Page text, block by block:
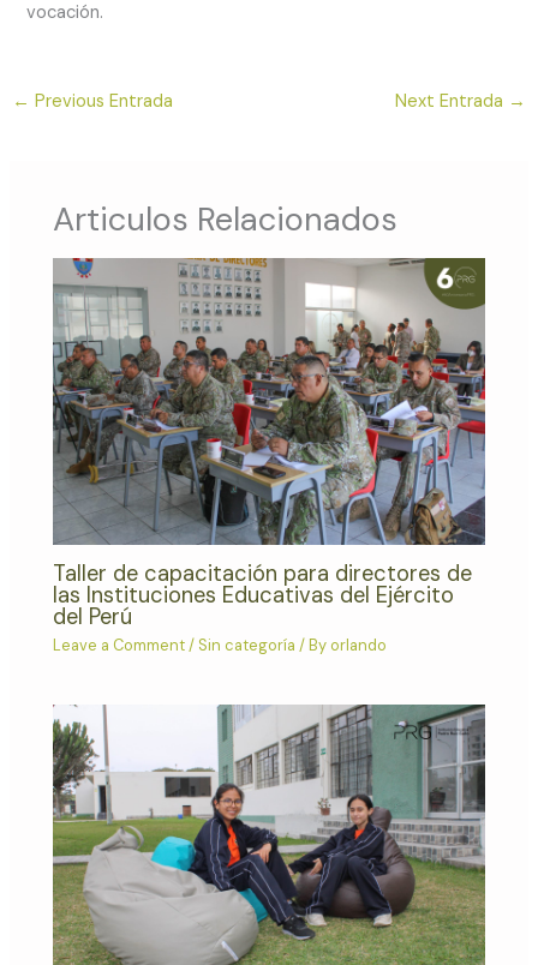
vocación.
← Previous Entrada Next Entrada →
Articulos Relacionados
Taller de capacitación para directores de
las Instituciones Educativas del Ejército
del Perú
Leave a Comment/ Sin categoría / Byorlando